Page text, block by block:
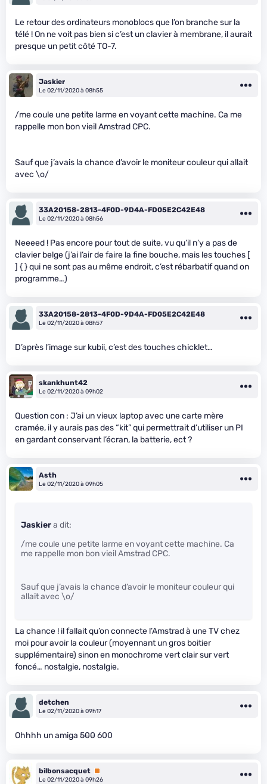
Le retour des ordinateurs monoblocs que l’on branche sur la
télé ! On ne voit pas bien si c’est un clavier à membrane, il aurait
presque un petit côté TO-7.
Jaskier
Le 02/11/2020 à 08h55
/me coule une petite larme en voyant cette machine. Ca me
rappelle mon bon vieil Amstrad CPC.
Sauf que j’avais la chance d’avoir le moniteur couleur qui allait
avec \o/
33A20158-2813-4F0D-9D4A-FD05E2C42E48
Le 02/11/2020 à 08h56
Neeeed ! Pas encore pour tout de suite, vu qu’il n’y a pas de
clavier belge (j’ai l’air de faire la fine bouche, mais les touches [
] { } qui ne sont pas au même endroit, c’est rébarbatif quand on
programme…)
33A20158-2813-4F0D-9D4A-FD05E2C42E48
Le 02/11/2020 à 08h57
D’après l’image sur kubii, c’est des touches chicklet…
skankhunt42
Le 02/11/2020 à 09h02
Question con : J’ai un vieux laptop avec une carte mère
cramée, il y aurais pas des “kit” qui permettrait d’utiliser un PI
en gardant conservant l’écran, la batterie, ect ?
Asth
Le 02/11/2020 à 09h05
Jaskiera dit:
/me coule une petite larme en voyant cette machine. Ca
me rappelle mon bon vieil Amstrad CPC.
Sauf que j’avais la chance d’avoir le moniteur couleur qui
allait avec \o/
La chance ! il fallait qu’on connecte l’Amstrad à une TV chez
moi pour avoir la couleur (moyennant un gros boitier
supplémentaire) sinon en monochrome vert clair sur vert
foncé… nostalgie, nostalgie.
detchen
Le 02/11/2020 à 09h17
Ohhhh un amiga 500600
bilbonsacquet Premium
Le 02/11/2020 à 09h26